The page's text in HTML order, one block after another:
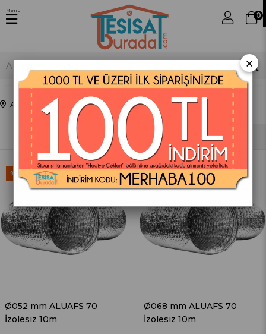
0
Menu
Anasayfa Fleks Kanallar İzolesiz Flexible Hava Kanalları
Filtreleme
Sıralama
Ø052 mm ALUAFS 70
İzolesiz 10m
%30
Ø068 mm ALUAFS 70
İzolesiz 10m
%30
×